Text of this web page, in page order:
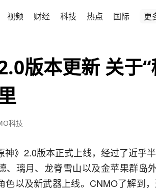
视频 财经 科技 热点 国际 更
版本更新 关于
科技
神》2.0版本正式上线，经过了近乎
、璃月、龙脊雪山以及金苹果群岛
色以及新武器上线。CNMO了解到